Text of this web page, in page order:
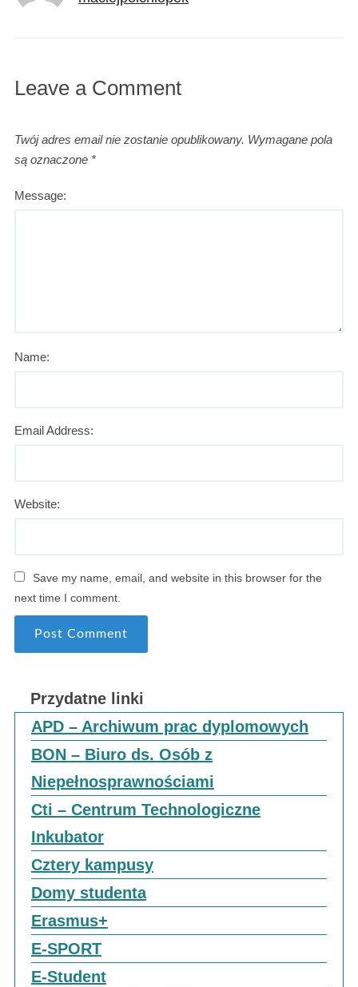
Leave a Comment
Twój adres email nie zostanie opublikowany. Wymagane pola
są oznaczone *
Message:
Name:
Email Address:
Website:
Save my name, email, and website in this browser for the
next time I comment.
Przydatne linki
APD – Archiwum prac dyplomowych
BON – Biuro ds. Osób z
Niepełnosprawnościami
Cti – Centrum Technologiczne
Inkubator
Cztery kampusy
Domy studenta
Erasmus+
E-SPORT
E-Student